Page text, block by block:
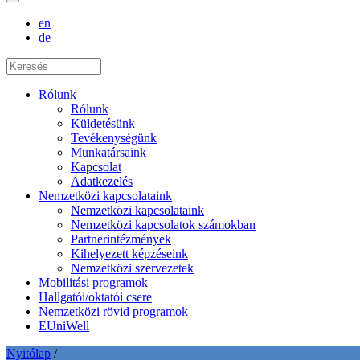
en
de
Rólunk
Rólunk
Küldetésünk
Tevékenységünk
Munkatársaink
Kapcsolat
Adatkezelés
Nemzetközi kapcsolataink
Nemzetközi kapcsolataink
Nemzetközi kapcsolatok számokban
Partnerintézmények
Kihelyezett képzéseink
Nemzetközi szervezetek
Mobilitási programok
Hallgatói/oktatói csere
Nemzetközi rövid programok
EUniWell
Nyitólap /